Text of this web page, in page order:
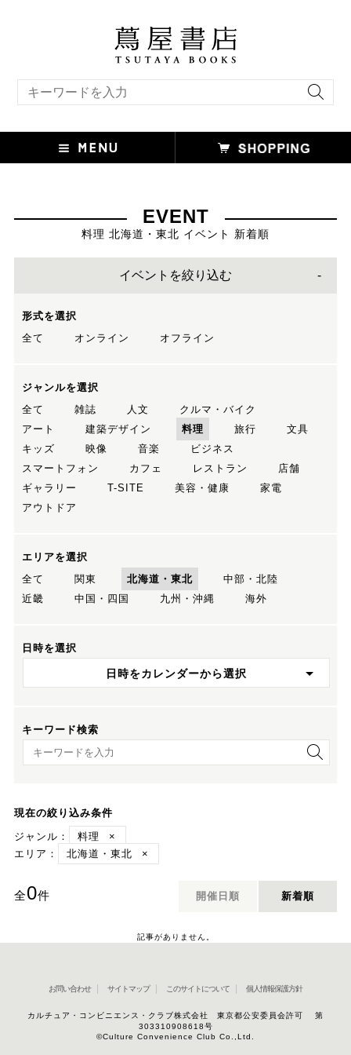
EVENT
料理 北海道・東北 イベント 新着順
イベントを絞り込む
形式を選択
全て
オンライン オフライン
ジャンルを選択
全て
雑誌 人文
クルマ・バイク
アート
建築デザイン 料理 旅行
文具
キッズ
映像 音楽
ビジネス
スマートフォン
カフェ レストラン
店舗
ギャラリー
T-SITE 美容・健康
家電
アウトドア
エリアを選択
全て
関東 北海道・東北
中部・北陸
近畿
中国・四国 九州・沖縄 海外
日時を選択
日時をカレンダーから選択
キーワード検索
キーワード検索
現在の絞り込み条件
ジャンル：
料理
×
エリア：
北海道・東北 ×
全0件 開催日順 新着順
記事がありません。
お問い合わせ サイトマップ このサイトについて 個人情報保護方針
カルチュア・コンビニエンス・クラブ株式会社 東京都公安委員会許可 第
303310908618号
©Culture Convenience Club Co.,Ltd.